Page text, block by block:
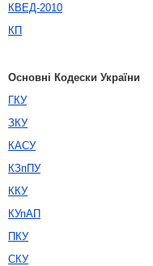
КВЕД-2010
КП
Основні Кодески України
ГКУ
ЗКУ
КАСУ
КЗпПУ
ККУ
КУпАП
ПКУ
СКУ